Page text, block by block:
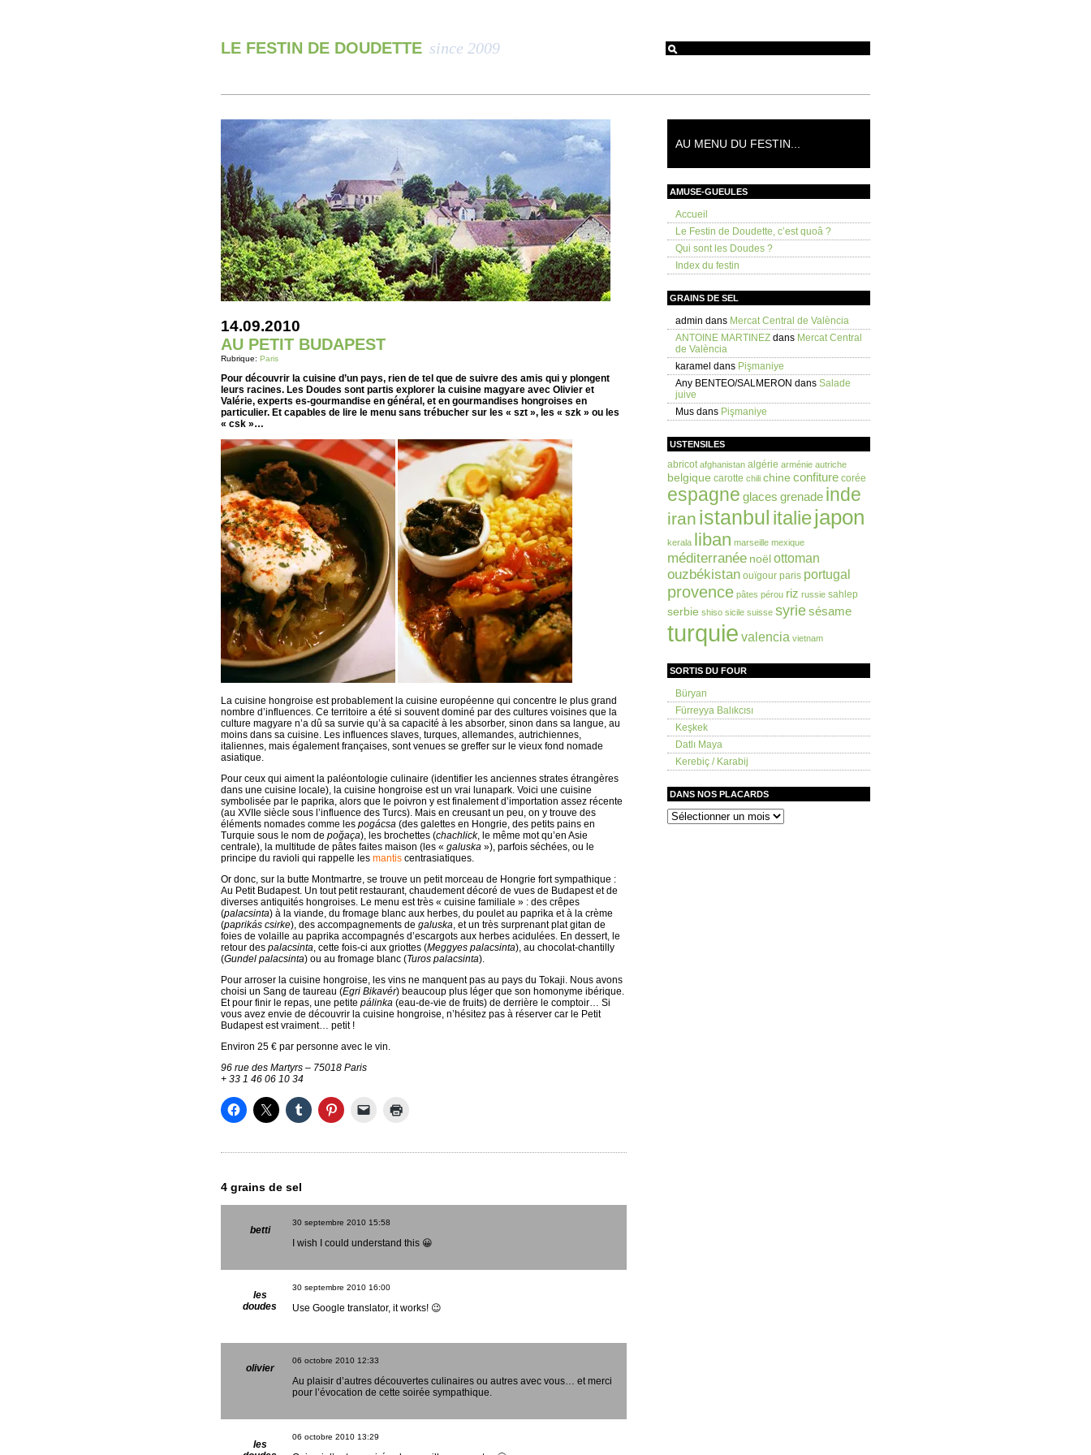
LE FESTIN DE DOUDETTE since 2009
14.09.2010
AU PETIT BUDAPEST
Rubrique: Paris
Pour découvrir la cuisine d’un pays, rien de tel que de suivre des amis qui y plongent
leurs racines. Les Doudes sont partis explorer la cuisine magyare avec Olivier et
Valérie, experts es-gourmandise en général, et en gourmandises hongroises en
particulier. Et capables de lire le menu sans trébucher sur les « szt », les « szk » ou les
« csk »…
La cuisine hongroise est probablement la cuisine européenne qui concentre le plus grand
nombre d’influences. Ce territoire a été si souvent dominé par des cultures voisines que la
culture magyare n’a dû sa survie qu’à sa capacité à les absorber, sinon dans sa langue, au
moins dans sa cuisine. Les influences slaves, turques, allemandes, autrichiennes,
italiennes, mais également françaises, sont venues se greffer sur le vieux fond nomade
asiatique.
Pour ceux qui aiment la paléontologie culinaire (identifier les anciennes strates étrangères
dans une cuisine locale), la cuisine hongroise est un vrai lunapark. Voici une cuisine
symbolisée par le paprika, alors que le poivron y est finalement d’importation assez récente
(au XVIIe siècle sous l’influence des Turcs). Mais en creusant un peu, on y trouve des
éléments nomades comme les pogácsa (des galettes en Hongrie, des petits pains en
Turquie sous le nom de poğaça), les brochettes (chachlick, le même mot qu’en Asie
centrale), la multitude de pâtes faites maison (les « galuska »), parfois séchées, ou le
principe du ravioli qui rappelle les mantis centrasiatiques.
Or donc, sur la butte Montmartre, se trouve un petit morceau de Hongrie fort sympathique :
Au Petit Budapest. Un tout petit restaurant, chaudement décoré de vues de Budapest et de
diverses antiquités hongroises. Le menu est très « cuisine familiale » : des crêpes
(palacsinta) à la viande, du fromage blanc aux herbes, du poulet au paprika et à la crème
(paprikás csirke), des accompagnements de galuska, et un très surprenant plat gitan de
foies de volaille au paprika accompagnés d’escargots aux herbes acidulées. En dessert, le
retour des palacsinta, cette fois-ci aux griottes (Meggyes palacsinta), au chocolat-chantilly
(Gundel palacsinta) ou au fromage blanc (Turos palacsinta).
Pour arroser la cuisine hongroise, les vins ne manquent pas au pays du Tokaji. Nous avons
choisi un Sang de taureau (Egri Bikavér) beaucoup plus léger que son homonyme ibérique.
Et pour finir le repas, une petite pálinka (eau-de-vie de fruits) de derrière le comptoir… Si
vous avez envie de découvrir la cuisine hongroise, n’hésitez pas à réserver car le Petit
Budapest est vraiment… petit !
Environ 25 € par personne avec le vin.
96 rue des Martyrs – 75018 Paris
+ 33 1 46 06 10 34
4 grains de sel
betti
30 septembre 2010 15:58
I wish I could understand this 😀
les
doudes
30 septembre 2010 16:00
Use Google translator, it works! 😉
olivier
06 octobre 2010 12:33
Au plaisir d’autres découvertes culinaires ou autres avec vous… et merci
pour l’évocation de cette soirée sympathique.
les
06 octobre 2010 13:29
AU MENU DU FESTIN...
AMUSE-GUEULES
Accueil
Le Festin de Doudette, c’est quoâ ?
Qui sont les Doudes ?
Index du festin
GRAINS DE SEL
admin dans Mercat Central de València
ANTOINE MARTINEZ dans Mercat Central
de València
karamel dans Pişmaniye
Any BENTEO/SALMERON dans Salade
juive
Mus dans Pişmaniye
USTENSILES
abricot afghanistan algérie arménie autriche
belgique carotte chili chine confiture corée
espagne glaces grenade inde
iran istanbul italiejapon
kerala liban marseille mexique
méditerranée noëlottoman
ouzbékistan ouïgour paris portugal
provence pâtes pérou riz russie sahlep
serbie shiso sicile suisse syriesésame
turquie valencia vietnam
SORTIS DU FOUR
Büryan
Fürreyya Balıkcısı
Keşkek
Datlı Maya
Kerebiç / Karabij
DANS NOS PLACARDS
dans
nos